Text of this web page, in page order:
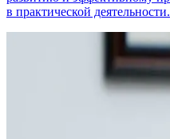
в практической деятельности.